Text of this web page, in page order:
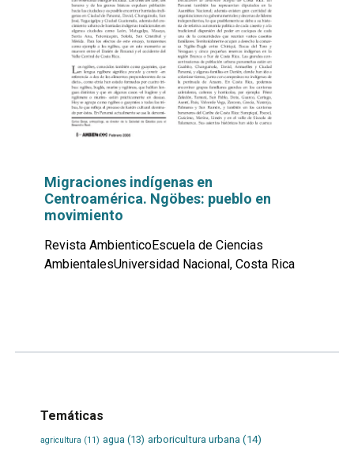
Migraciones indígenas en
Centroamérica. Ngöbes: pueblo en
movimiento
Revista AmbienticoEscuela de Ciencias
AmbientalesUniversidad Nacional, Costa Rica
Temáticas
agricultura (11) agua (13) arboricultura urbana(14)